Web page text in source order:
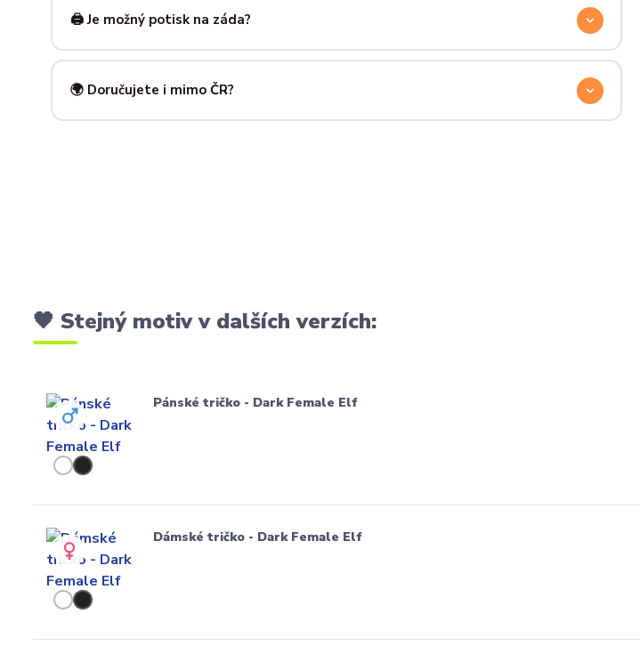
info@ilus.cz. Většinou společně najdeme řešení, které vás potěší.
🖨️ Je možný potisk na záda?
Ano! Potisk zad je možný u většiny našich produktů — skvělé pro originální dárky nebo párové
kousky. Napiš nám předem na
🌍 Doručujete i mimo ČR?
🖤 Stejný motiv v dalších verzích:
Pánské tričko - Dark Female Elf
Dámské tričko - Dark Female Elf